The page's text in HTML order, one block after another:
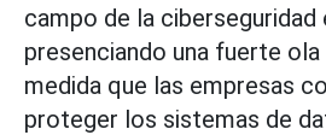
campo de la ciberseguridad
presenciando una fuerte
medida que las empresas
proteger los sistemas de